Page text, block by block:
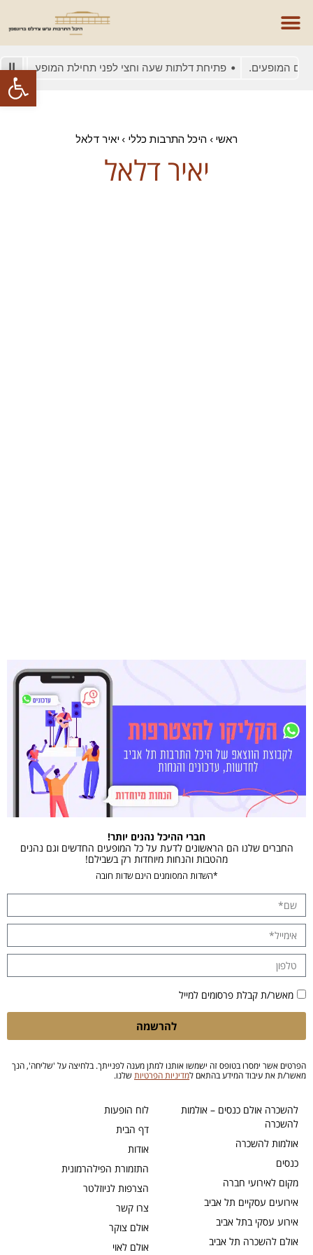
פתח המופעים. פתיחת דלתות שעה וחצי לפני תחילת המופע בשל
ראשי › היכל התרבות כללי › יאיר דלאל
יאיר דלאל
לוח הופעות
דף הבית
אודות
התזמורת הפילהרמונית
הצרפות לניוזלטר
צרו קשר
אולם צוקר
אולם לאוי
להשכרה אולם כנסים – אולמות
להשכרה
אולמות להשכרה
כנסים
מקום לאירועי חברה
אירועים עסקיים תל אביב
אירוע עסקי בתל אביב
אולם להשכרה תל אביב
חברי ההיכל נהנים יותר!
החברים שלנו הם הראשונים לדעת על כל המופעים החדשים וגם נהנים
מהטבות והנחות מיוחדות רק בשבילם!
*השדות המסומנים הינם שדות חובה
מאשר/ת קבלת פרסומים למייל
להרשמה
הפרטים אשר ימסרו בטופס זה ישמשו אותנו למתן מענה לפנייתך. בלחיצה על 'שליחה', הנך
מאשר/ת את עיבוד המידע בהתאם למדיניות הפרטיות שלנו.